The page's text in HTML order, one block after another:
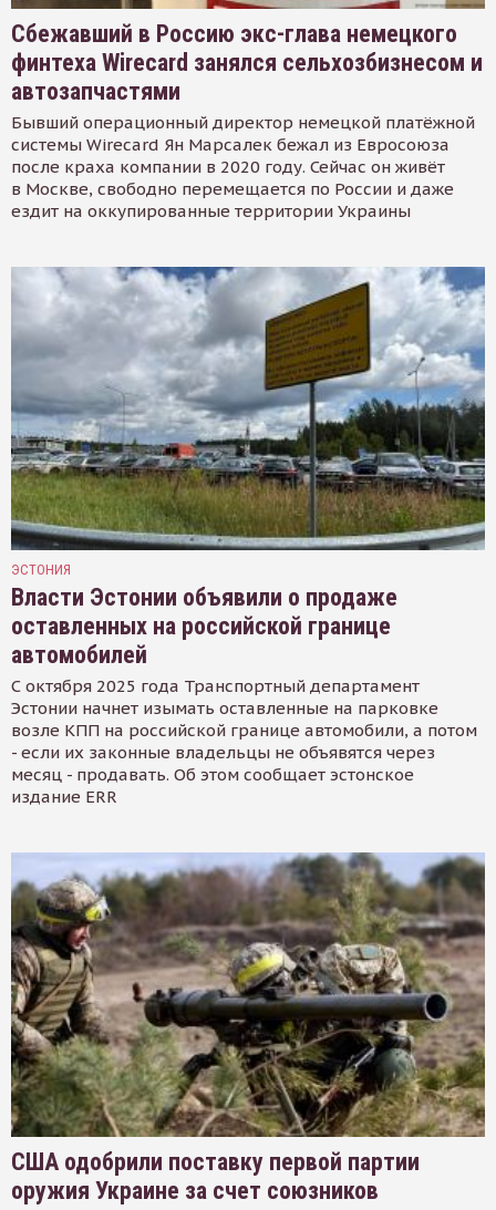
Сбежавший в Россию экс-глава немецкого
финтеха Wirecard занялся сельхозбизнесом и
автозапчастями
Бывший операционный директор немецкой платёжной
системы Wirecard Ян Марсалек бежал из Евросоюза
после краха компании в 2020 году. Сейчас он живёт
в Москве, свободно перемещается по России и даже
ездит на оккупированные территории Украины
ЭСТОНИЯ
Власти Эстонии объявили о продаже
оставленных на российской границе
автомобилей
С октября 2025 года Транспортный департамент
Эстонии начнет изымать оставленные на парковке
возле КПП на российской границе автомобили, а потом
- если их законные владельцы не объявятся через
месяц - продавать. Об этом сообщает эстонское
издание ERR
США одобрили поставку первой партии
оружия Украине за счет союзников